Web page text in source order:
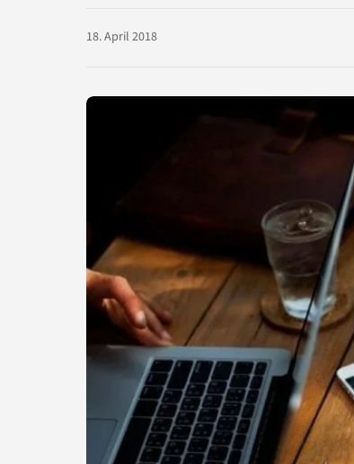
18. April 2018